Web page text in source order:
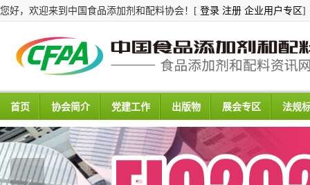
您好，欢迎来到中国食品添加剂和配料协会！[ 登录 注册 企业用户专区]
首页 协会简介 党建工作 出版物 展会专区 法规